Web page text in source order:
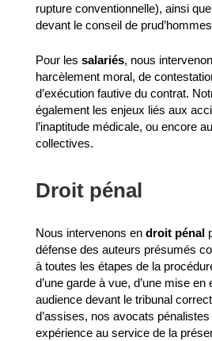
rupture conventionnelle), ainsi
devant le conseil de
Pour les salariés, nous
harcèlement moral, de
d’exécution fautive du contrat.
également les enjeux liés aux
l’inaptitude médicale, ou encore
collectives.
Droit pénal
Nous intervenons en droit pénal
défense des auteurs présumés
à toutes les étapes de la
d’une garde à vue, d’une mise en
audience devant le tribunal
d’assises, nos avocats
expérience au service de la